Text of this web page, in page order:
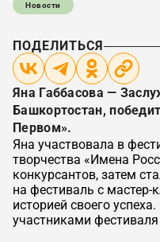
Яна Габбасова —
Башкортостан,
Первом».
Яна участвовала в
творчества «Имена
конкурсантов, затем
на фестиваль с
историей своего
участниками фестиваля
Новости
ПОДЕЛИТЬСЯ